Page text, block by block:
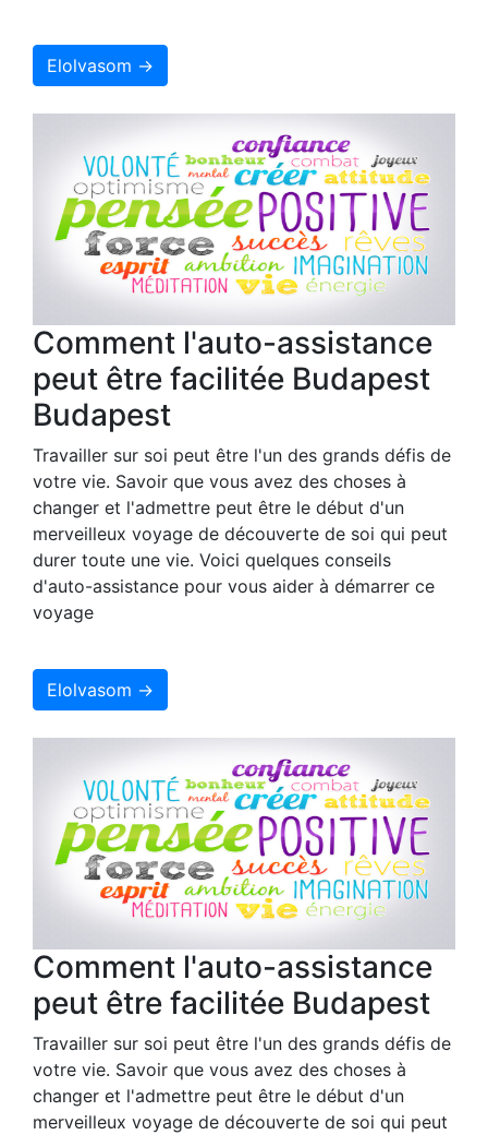
Elolvasom →
Comment l'auto-assistance
peut être facilitée Budapest
Budapest
Travailler sur soi peut être l'un des grands défis de
votre vie. Savoir que vous avez des choses à
changer et l'admettre peut être le début d'un
merveilleux voyage de découverte de soi qui peut
durer toute une vie. Voici quelques conseils
d'auto-assistance pour vous aider à démarrer ce
voyage
Elolvasom →
Comment l'auto-assistance
peut être facilitée Budapest
Travailler sur soi peut être l'un des grands défis de
votre vie. Savoir que vous avez des choses à
changer et l'admettre peut être le début d'un
merveilleux voyage de découverte de soi qui peut